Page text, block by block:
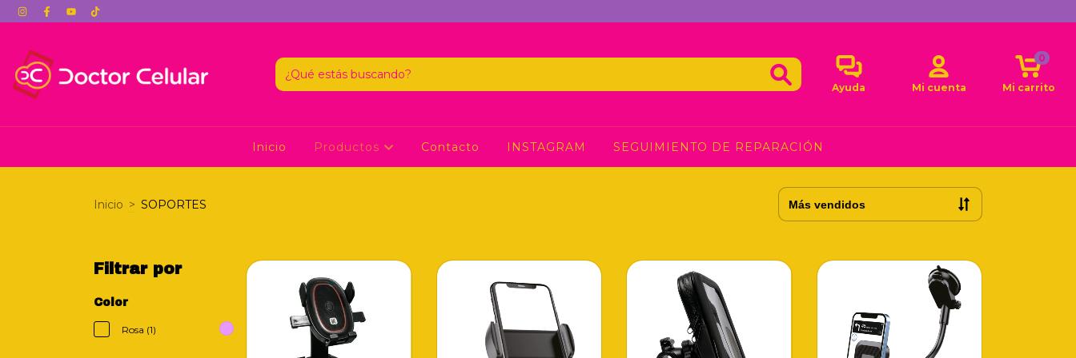
Ayuda Mi cuenta Mi carrito
0
Inicio Productos Contacto INSTAGRAM SEGUIMIENTO DE REPARACIÓN
Inicio > SOPORTES
Filtrar por
Color
Rosa (1)